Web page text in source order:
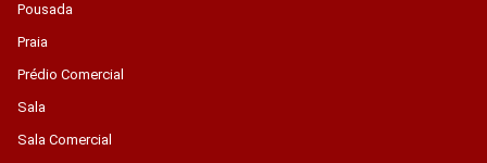
Pousada
Praia
Prédio Comercial
Sala
Sala Comercial